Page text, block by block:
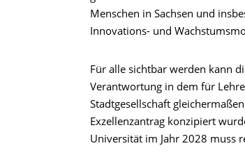
Menschen in Sachsen und
Innovations- und
Für alle sichtbar werden kann
Verantwortung in dem für
Stadtgesellschaft
Exzellenzantrag konzipiert
Universität im Jahr 2028 muss